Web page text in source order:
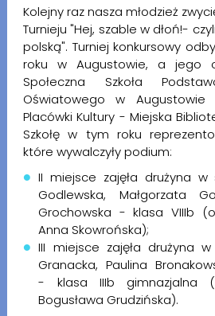
Kolejny raz nasza młodzież
Turnieju "Hej, szable w dłoń!-
polską". Turniej konkursowy
roku w Augustowie, a jego
Społeczna Szkoła
Oświatowego w Augustowie
Placówki Kultury - Miejska
Szkołę w tym roku
które wywalczyły podium:
II miejsce zajęła drużyna w
Godlewska, Małgorzata
Grochowska - klasa VIIIb
Anna Skowrońska);
III miejsce zajęła drużyna w
Granacka, Paulina
- klasa IIIb gimnazjalna
Bogusława Grudzińska).